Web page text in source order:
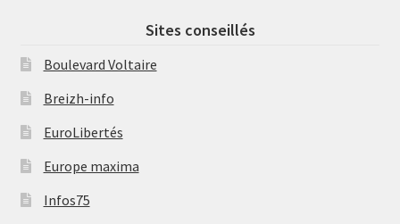
Sites conseillés
Boulevard Voltaire
Breizh-info
EuroLibertés
Europe maxima
Infos75